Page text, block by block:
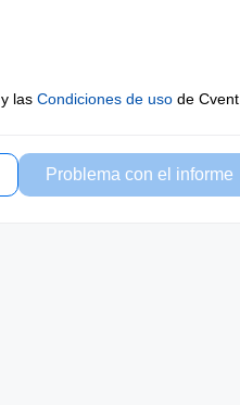
y las Condiciones de usode Cvent.
Problema con el informe